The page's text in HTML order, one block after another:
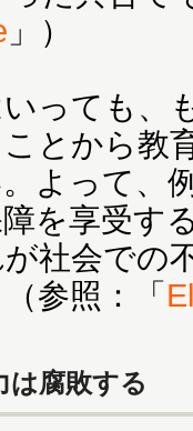
」）
っても、
とから教
よって、
を享受す
社会での
参照：「
は腐敗する